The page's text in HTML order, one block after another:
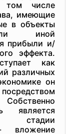
том числе
имеющие
в объекты
или иной
прибыли и/
эффекта.
как
различных
он
является
стадии
вложение